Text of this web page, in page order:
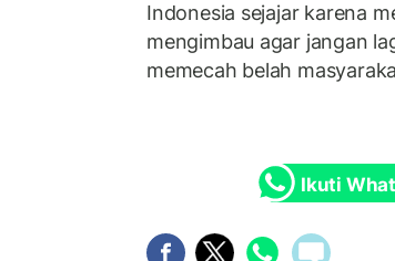
Indonesia sejajar karena
mengimbau agar jangan
memecah belah
Ikuti